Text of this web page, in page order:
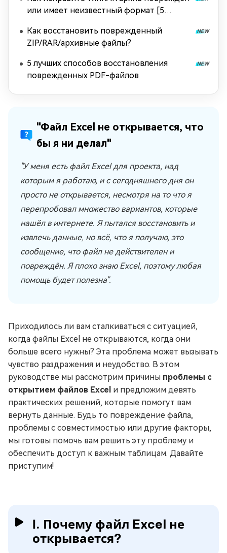
или имеет неизвестный формат [5
Как восстановить поврежденный
ZIP/RAR/архивные файлы?
5 лучших способов восстановления
поврежденных PDF-файлов
"Файл Excel не открывается, что
бы я ни делал"
"У меня есть файл Excel для проекта, над
которым я работаю, и с сегодняшнего дня он
просто не открывается, несмотря на то что я
перепробовал множество вариантов, которые
нашёл в интернете. Я пытался восстановить и
извлечь данные, но всё, что я получаю, это
сообщение, что файл не действителен и
повреждён. Я плохо знаю Excel, поэтому любая
помощь будет полезна".
Приходилось ли вам сталкиваться с ситуацией,
когда файлы Excel не открываются, когда они
больше всего нужны? Эта проблема может вызывать
чувство раздражения и неудобство. В этом
руководстве мы рассмотрим причины проблемы с
открытием файлов Excel и предложим девять
практических решений, которые помогут вам
вернуть данные. Будь то повреждение файла,
проблемы с совместимостью или другие факторы,
мы готовы помочь вам решить эту проблему и
обеспечить доступ к важным таблицам. Давайте
приступим!
Ⅰ. Почему файл Excel не
открывается?